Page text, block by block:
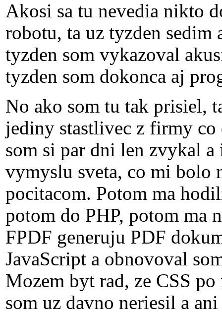
Akosi sa tu nevedia nikto
robotu, ta uz tyzden
tyzden som vykazoval
tyzden som dokonca aj
No ako som tu tak prisiel,
jediny stastlivec z firmy co
som si par dni len zvykal
vymyslu sveta, co mi bolo
pocitacom. Potom ma
potom do PHP, potom ma
FPDF generuju PDF
JavaScript a obnovoval
Mozem byt rad, ze CSS
som uz davno neriesil a